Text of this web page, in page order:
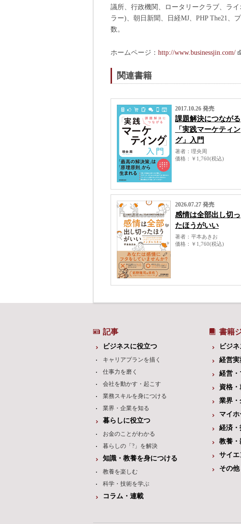
議所、行政機関、ロータリークラブ、ラ
ラー)、朝日新聞、日経MJ、PHP The21、
数。
ホームページ： http://www.businessjin.com/
関連書籍
2017.10.26 発売
課題解決につながる
「実践マーケティン
グ」入門
著者
理央周
価格
￥1,760(税込)
2026.07.27 発売
感情は全部出し切っ
たほうがいい
著者
平本あきお
価格
￥1,760(税込)
記事
ビジネスに役立つ
キャリアプランを描く
仕事力を磨く
会社を動かす・起こす
業務スキルを身につける
業界・企業を知る
暮らしに役立つ
お金のことがわかる
暮らしの「?」を解決
知識・教養を身につける
教養を楽しむ
科学・技術を学ぶ
コラム・連載
書籍
ビジ
経営
経営
資格
業界・
マイ
経済
教養・
サイ
その他